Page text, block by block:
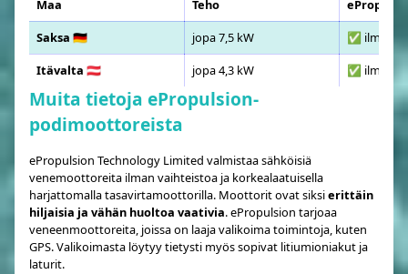
Maa Teho
Saksa 🇩🇪
jopa 7,5 kW
✅ ilman
Itävalta 🇦🇹
jopa 4,3 kW ✅ ilman
Muita tietoja ePropulsion-
podimoottoreista
ePropulsion Technology Limited valmistaa sähköisiä
venemoottoreita ilman vaihteistoa ja korkealaatuisella
harjattomalla tasavirtamoottorilla. Moottorit ovat siksierittäin
hiljaisia ja vähän huoltoa vaativia. ePropulsion tarjoaa
veneenmoottoreita, joissa on laaja valikoima toimintoja, kuten
GPS. Valikoimasta löytyy tietysti myös sopivat litiumioniakut ja
laturit.